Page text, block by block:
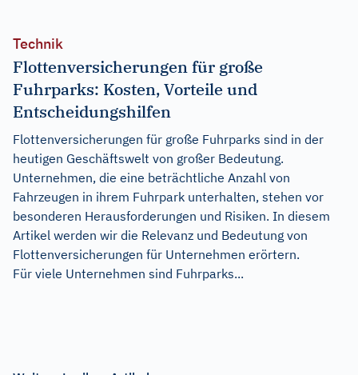
Technik
Flottenversicherungen für große
Fuhrparks: Kosten, Vorteile und
Entscheidungshilfen
Flottenversicherungen für große Fuhrparks sind in der
heutigen Geschäftswelt von großer Bedeutung.
Unternehmen, die eine beträchtliche Anzahl von
Fahrzeugen in ihrem Fuhrpark unterhalten, stehen vor
besonderen Herausforderungen und Risiken. In diesem
Artikel werden wir die Relevanz und Bedeutung von
Flottenversicherungen für Unternehmen erörtern.
Für viele Unternehmen sind Fuhrparks...